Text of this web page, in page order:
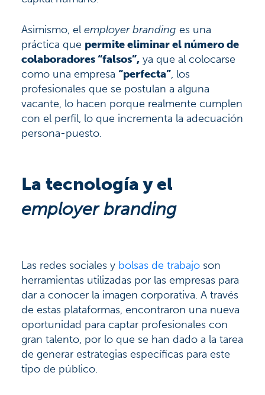
Asimismo, el employer branding es una
práctica que permite eliminar el número de
colaboradores “falsos”, ya que al colocarse
como una empresa “perfecta”, los
profesionales que se postulan a alguna
vacante, lo hacen porque realmente cumplen
con el perfil, lo que incrementa la adecuación
persona-puesto.
La tecnología y el
employer branding
Las redes sociales y bolsas de trabajo son
herramientas utilizadas por las empresas para
dar a conocer la imagen corporativa. A través
de estas plataformas, encontraron una nueva
oportunidad para captar profesionales con
gran talento, por lo que se han dado a la tarea
de generar estrategias específicas para este
tipo de público.